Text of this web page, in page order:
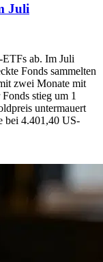
Juli
ab. Im Juli
Fonds sammelten
zwei Monate mit
stieg um 1
untermauert
bei 4.401,40 US-